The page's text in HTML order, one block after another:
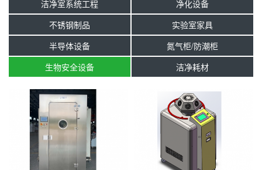
洁净室系统工程
净化设备
不锈钢制品
实验室家具
半导体设备
氮气柜/防潮柜
生物安全设备
洁净耗材